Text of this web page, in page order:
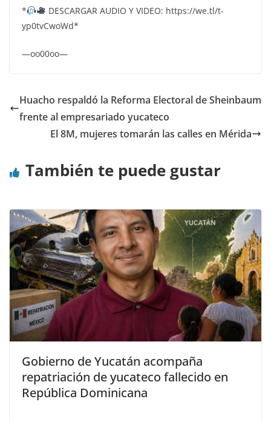
*
DESCARGAR AUDIO Y VIDEO: https://we.tl/t-
yp0tvCwoWd*
—oo00oo—
Huacho respaldó la Reforma Electoral de Sheinbaum
frente al empresariado yucateco
El 8M, mujeres tomarán las calles en Mérida
También te puede gustar
Gobierno de Yucatán acompaña
repatriación de yucateco fallecido en
República Dominicana